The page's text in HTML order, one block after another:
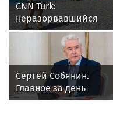
CNN Turk:
неразорвавшийся
снаряд обнаружили
пляже в Турции
Сергей Собянин.
Главное за день